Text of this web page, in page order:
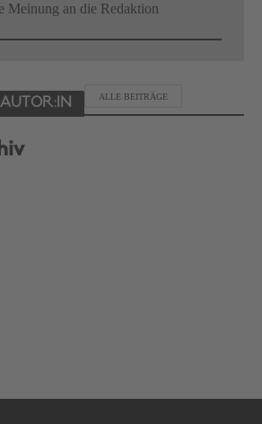
Meinung an die Redaktion
ALLE BEITRÄGE